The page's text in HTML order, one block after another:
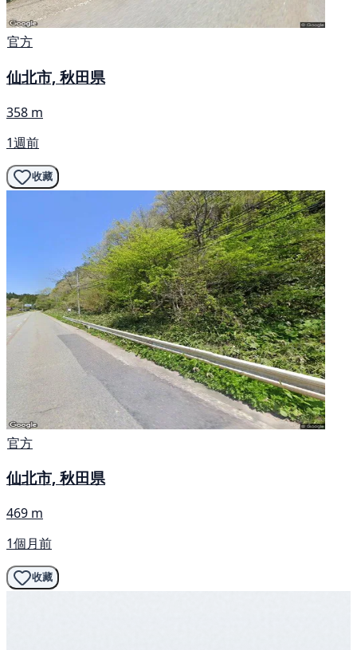
官方
仙北市, 秋田県
358 m
1週前
收藏
官方
仙北市, 秋田県
469 m
1個月前
收藏